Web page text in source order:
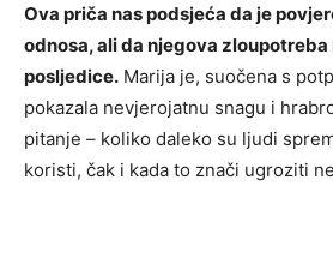
Ova priča nas podsjeća da je
odnosa, ali da njegova
posljedice. Marija je, suočena s
pokazala nevjerojatnu snagu i
pitanje – koliko daleko su ljudi
koristi, čak i kada to znači ugroziti